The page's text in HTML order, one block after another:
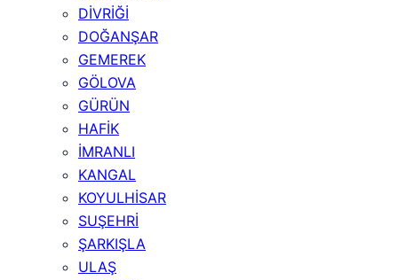
DİVRİĞİ
DOĞANŞAR
GEMEREK
GÖLOVA
GÜRÜN
HAFİK
İMRANLI
KANGAL
KOYULHİSAR
SUŞEHRİ
ŞARKIŞLA
ULAŞ